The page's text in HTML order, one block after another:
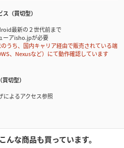
（買切型）
最新の２世代前まで
ーアisho.jpが必要
ち、国内キャリア経由で販売されている端
、Nexusなど）にて動作確認しています
切型）
によるアクセス参照
んな商品も買っています。